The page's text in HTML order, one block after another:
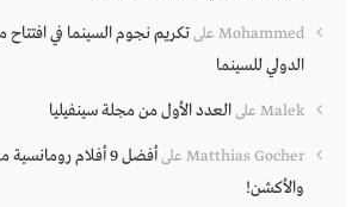
Mohammed علىتكريم نجوم السينما في افتتاح
الدولي للسينما
Malek علىالعدد الأول من مجلة سينفيليا
Matthias Gocher على
أفضل 9 أفلام
والأكشن!